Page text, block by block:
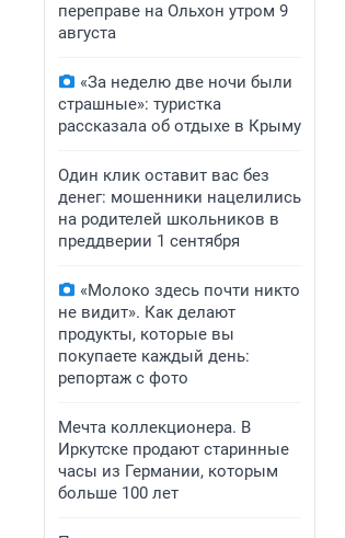
переправе на Ольхон утром 9
августа
«За неделю две ночи были
страшные»: туристка
рассказала об отдыхе в Крыму
Один клик оставит вас без
денег: мошенники нацелились
на родителей школьников в
преддверии 1 сентября
«Молоко здесь почти никто
не видит». Как делают
продукты, которые вы
покупаете каждый день:
репортаж с фото
Мечта коллекционера. В
Иркутске продают старинные
часы из Германии, которым
больше 100 лет